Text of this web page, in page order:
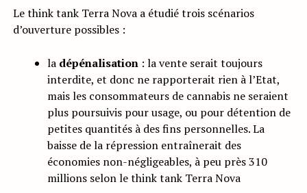
Le think tank Terra Nova a étudié trois scénarios
d’ouverture possibles :
la dépénalisation: la vente serait toujours
interdite, et donc ne rapporterait rien à l’Etat,
mais les consommateurs de cannabis ne seraient
plus poursuivis pour usage, ou pour détention de
petites quantités à des fins personnelles. La
baisse de la répression entraînerait des
économies non-négligeables, à peu près 310
millions selon le think tank Terra Nova